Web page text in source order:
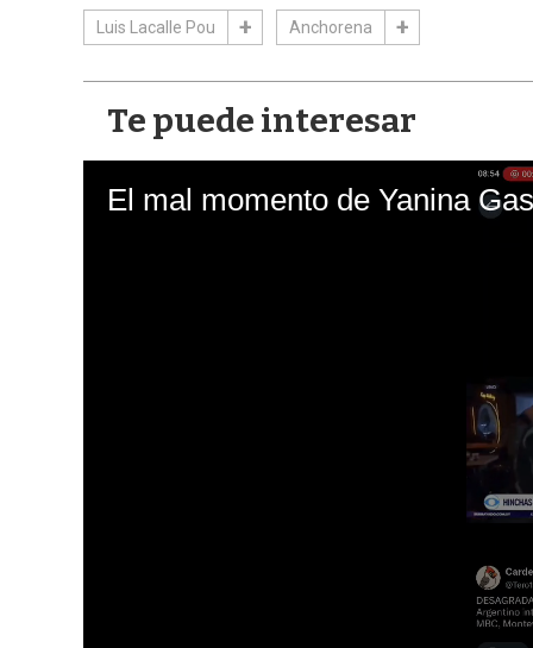
Luis Lacalle Pou Anchorena
Te puede interesar